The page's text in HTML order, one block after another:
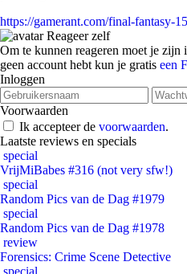
https://gamerant.com/final-fantasy-
Reageer zelf
Om te kunnen reageren moet je
geen account hebt kun je gratis een
Inloggen
Voorwaarden
Ik accepteer de voorwaarden.
Laatste reviews en specials
special
VrijMiBabes #316 (not very sfw!)
special
Random Pics van de Dag #1979
special
Random Pics van de Dag #1978
review
Forensics: Crime Scene Detective
special